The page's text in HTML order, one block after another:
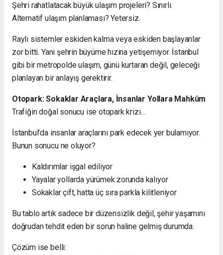
Şehri rahatlatacak büyük ulaşım projeleri? Sınırlı.
Alternatif ulaşım planlaması? Yetersiz.
Raylı sistemler eskiden kalma veya eskiden başlayanlar
zor bitti. Yani şehrin büyüme hızına yetişemiyor. İstanbul
gibi bir metropolde ulaşım, günü kurtaran değil, geleceği
planlayan bir anlayış gerektirir.
Otopark: Sokaklar Araçlara, İnsanlar Yollara Mahkûm
Trafiğin doğal sonucu ise otopark krizi…
İstanbul’da insanlar araçlarını park edecek yer bulamıyor.
Bunun sonucu ne oluyor?
Kaldırımlar işgal ediliyor
Yayalar yollarda yürümek zorunda kalıyor
Sokaklar çift, hatta üç sıra parkla kilitleniyor
Bu tablo artık sadece bir düzensizlik değil, şehir yaşamını
doğrudan tehdit eden bir sorun haline gelmiş durumda.
Çözüm ise belli: